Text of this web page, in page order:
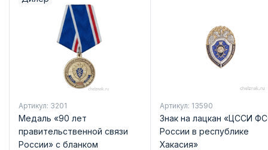
Артикул: 3201
Медаль «90 лет
правительственной связи
России» с бланком
Артикул: 13590
Знак на лацкан «ЦССИ
России в республике
Хакасия»